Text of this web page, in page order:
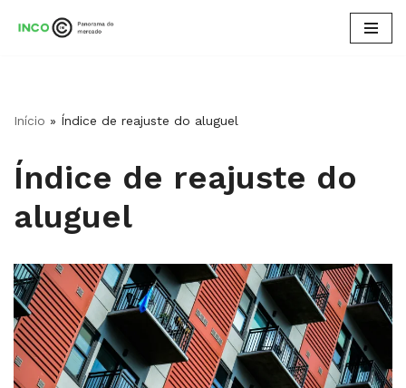
conteúdo
Início » Índice de reajuste do aluguel
Índice de reajuste do
aluguel